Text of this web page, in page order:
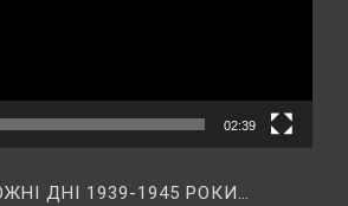
02:39
ДНІ 1939-1945 РОКИ…